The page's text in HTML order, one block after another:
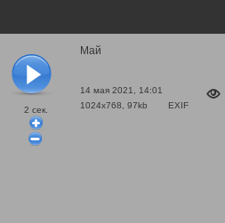
2 сек.
Май
14 мая 2021, 14:01
1024x768, 97kb
EXIF